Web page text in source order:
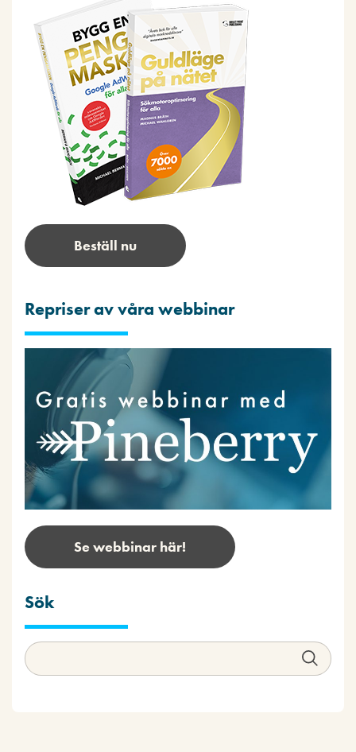
Beställ nu
Repriser av våra webbinar
Se webbinar här!
Sök